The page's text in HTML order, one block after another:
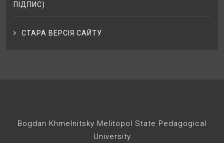
ПІДПИС)
СТАРА ВЕРСІЯ САЙТУ
Bogdan Khmelnitsky Melitopol State Pedagogical
University